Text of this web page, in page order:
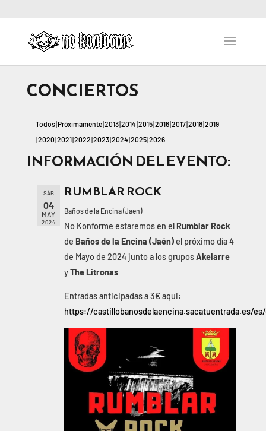
CONCIERTOS
Todos Próximamente 2013 2014 2015 2016 2017 2018 2019
2020 2021 2022 2023 2024 2025 2026
INFORMACIÓN DEL EVENTO:
SÁB
04
MAY
2024
RUMBLAR ROCK
Baños de la Encina (Jaen)
No Konforme estaremos en el Rumblar Rock
de Baños de la Encina (Jaén)el próximo día 4
de Mayo de 2024 junto a los gruposAkelarre
yThe Litronas
Entradas anticipadas a 3€ aqui:
https://castillobanosdelaencina.sacatuentrada.es/